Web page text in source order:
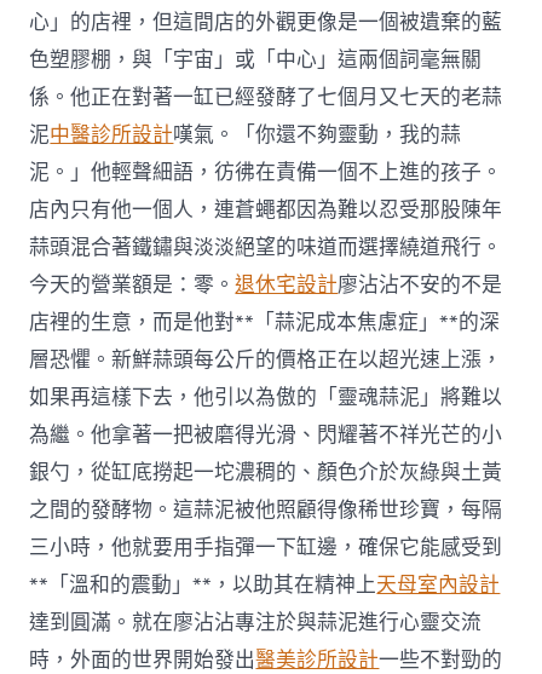
心」的店裡，但這間店的外觀更像是一個被遺棄的藍
色塑膠棚，與「宇宙」或「中心」這兩個詞毫無關
係。他正在對著一缸已經發酵了七個月又七天的老蒜
泥中醫診所設計嘆氣。「你還不夠靈動，我的蒜
泥。」他輕聲細語，彷彿在責備一個不上進的孩子。
店內只有他一個人，連蒼蠅都因為難以忍受那股陳年
蒜頭混合著鐵鏽與淡淡絕望的味道而選擇繞道飛行。
今天的營業額是：零。退休宅設計廖沾沾不安的不是
店裡的生意，而是他對**「蒜泥成本焦慮症」**的深
層恐懼。新鮮蒜頭每公斤的價格正在以超光速上漲，
如果再這樣下去，他引以為傲的「靈魂蒜泥」將難以
為繼。他拿著一把被磨得光滑、閃耀著不祥光芒的小
銀勺，從缸底撈起一坨濃稠的、顏色介於灰綠與土黃
之間的發酵物。這蒜泥被他照顧得像稀世珍寶，每隔
三小時，他就要用手指彈一下缸邊，確保它能感受到
**「溫和的震動」**，以助其在精神上天母室內設計
達到圓滿。就在廖沾沾專注於與蒜泥進行心靈交流
時，外面的世界開始發出醫美診所設計一些不對勁的